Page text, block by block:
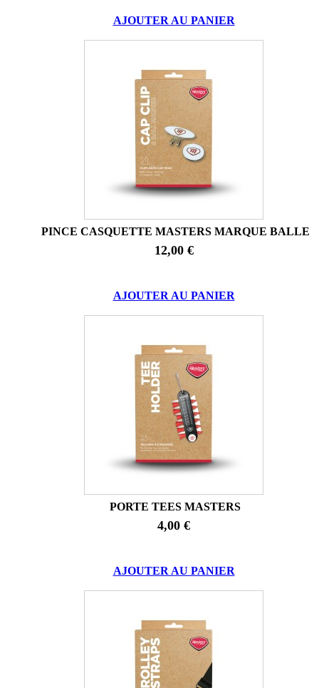
AJOUTER AU PANIER
PINCE CASQUETTE MASTERS MARQUE BALLE
12,00 €
AJOUTER AU PANIER
PORTE TEES MASTERS
4,00 €
AJOUTER AU PANIER